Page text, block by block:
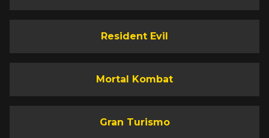
Resident Evil
Mortal Kombat
Gran Turismo